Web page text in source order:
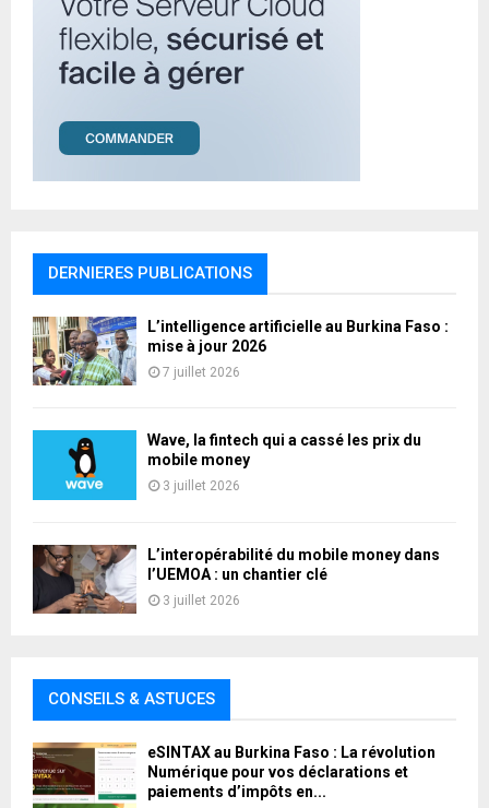
DERNIERES PUBLICATIONS
L’intelligence artificielle au Burkina Faso :
mise à jour 2026
7 juillet 2026
Wave, la fintech qui a cassé les prix du
mobile money
3 juillet 2026
L’interopérabilité du mobile money dans
l’UEMOA : un chantier clé
3 juillet 2026
CONSEILS & ASTUCES
eSINTAX au Burkina Faso : La révolution
Numérique pour vos déclarations et
paiements d’impôts en...